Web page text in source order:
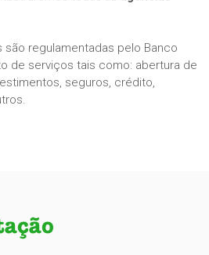
regulamentadas pelo Banco
de serviços tais como: abertura de
seguros, crédito,